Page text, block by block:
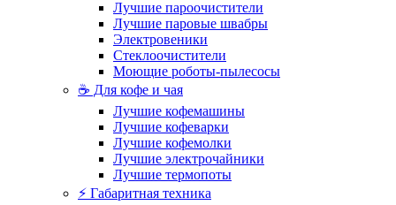
Лучшие пароочистители
Лучшие паровые швабры
Электровеники
Стеклоочистители
Моющие роботы-пылесосы
☕ Для кофе и чая
Лучшие кофемашины
Лучшие кофеварки
Лучшие кофемолки
Лучшие электрочайники
Лучшие термопоты
⚡ Габаритная техника